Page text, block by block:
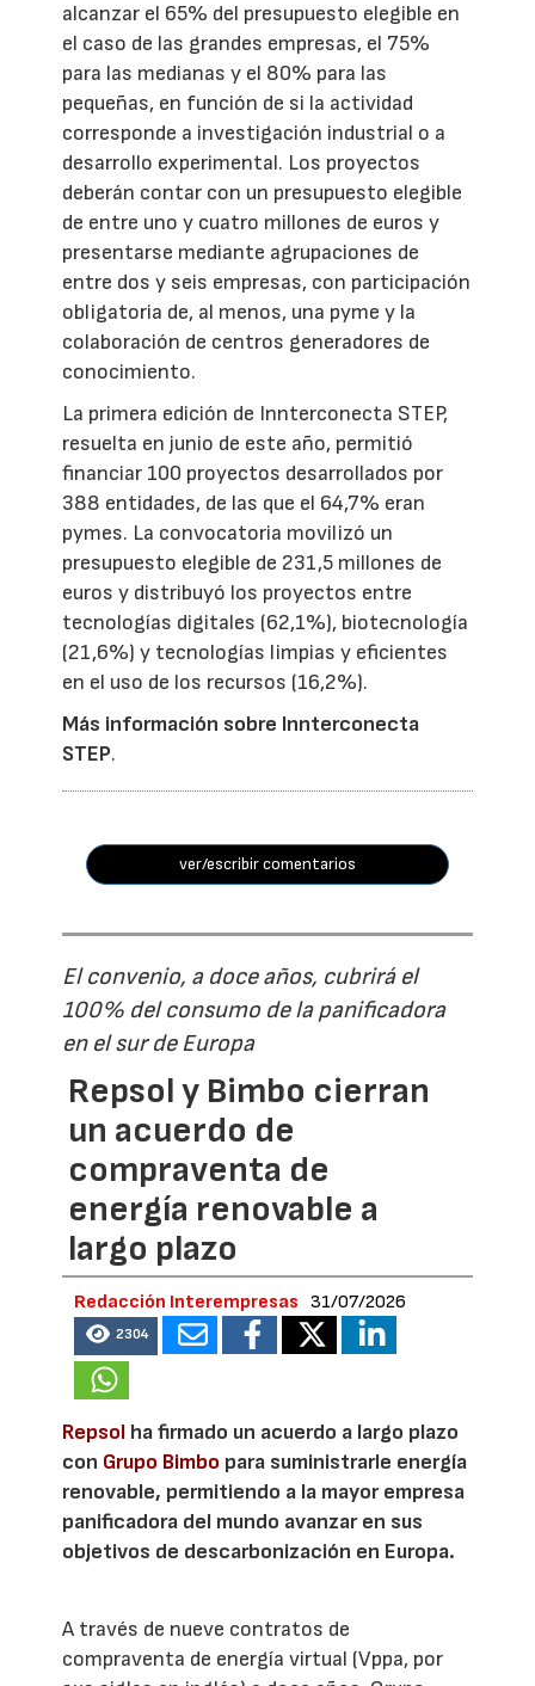
alcanzar el 65% del presupuesto elegible en
el caso de las grandes empresas, el 75%
para las medianas y el 80% para las
pequeñas, en función de si la actividad
corresponde a investigación industrial o a
desarrollo experimental. Los proyectos
deberán contar con un presupuesto elegible
de entre uno y cuatro millones de euros y
presentarse mediante agrupaciones de
entre dos y seis empresas, con participación
obligatoria de, al menos, una pyme y la
colaboración de centros generadores de
conocimiento.
La primera edición de Innterconecta STEP,
resuelta en junio de este año, permitió
financiar 100 proyectos desarrollados por
388 entidades, de las que el 64,7% eran
pymes. La convocatoria movilizó un
presupuesto elegible de 231,5 millones de
euros y distribuyó los proyectos entre
tecnologías digitales (62,1%), biotecnología
(21,6%) y tecnologías limpias y eficientes
en el uso de los recursos (16,2%).
Más información sobre Innterconecta
STEP.
ver/escribir comentarios
El convenio, a doce años, cubrirá el
100% del consumo de la panificadora
en el sur de Europa
Repsol y Bimbo cierran
un acuerdo de
compraventa de
energía renovable a
largo plazo
Redacción Interempresas 31/07/2026
2304
Repsol ha firmado un acuerdo a largo plazo
con Grupo Bimbo para suministrarle energía
renovable, permitiendo a la mayor empresa
panificadora del mundo avanzar en sus
objetivos de descarbonización en Europa.
A través de nueve contratos de
compraventa de energía virtual (Vppa, por